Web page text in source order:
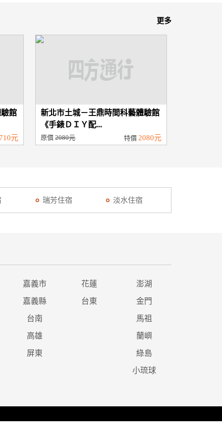
更多
館
元
新北市土城－王鼎時間科藝體驗館
《手錶ＤＩＹ配...
原價2080元 特價 2080元
瑞芳住宿 淡水住宿
嘉義市 花蓮 澎湖
嘉義縣 台東 金門
台南 馬祖
高雄 蘭嶼
屏東 綠島
小琉球